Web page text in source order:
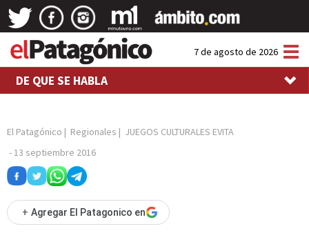
7 de agosto de 2026
DE QUE SE HABLA
El Patagónico | Regionales | JUEGOS CULTURALES EVITA
- 13 septiembre 2016
+ Agregar El Patagonico en